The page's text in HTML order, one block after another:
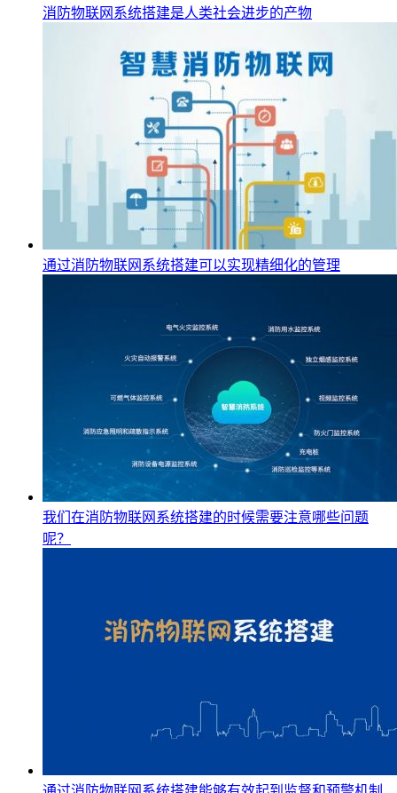
消防物联网系统搭建是人类社会进步的产物
通过消防物联网系统搭建可以实现精细化的管理
我们在消防物联网系统搭建的时候需要注意哪些问题
呢？